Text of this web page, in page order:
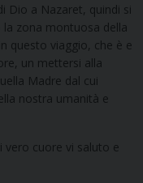
Dio a Nazaret, quindi si
zona montuosa della
questo viaggio, che è e
un mettersi alla
Madre dal cui
nostra umanità e
vero cuore vi saluto e